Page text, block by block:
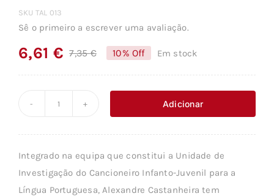
SKU TAL 013
Sê o primeiro a escrever uma avaliação.
7,35€O
era:
6,61 €
O 10% Off Em stock
ENSAIOS
SOBRE
Adicionar
Integrado na equipa que constitui a Unidade de
Investigação do Cancioneiro Infanto-Juvenil para a
Língua Portuguesa, Alexandre Castanheira tem